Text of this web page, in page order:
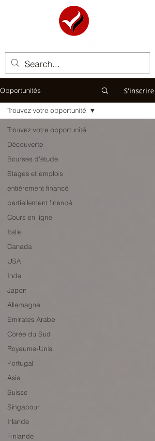
Opportunités S'inscrire
Trouvez votre opportunité
Découverte
Bourses d'étude
Stages et emplois
entièrement financé
partiellement financé
Cours en ligne
Italie
Canada
USA
Inde
Japon
Allemagne
Emirates Arabe
Corée du Sud
Royaume-Unis
Portugal
Asie
Suisse
Singapour
Irlande
Finlande
Trouvez votre opportunité